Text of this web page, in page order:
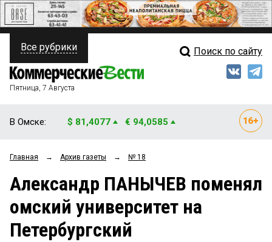
ПОЛИТИКА
ФИНАНСЫ
ОБЩЕСТВО
ЗАКОН
НОВОСТИ КОМПАНИЙ
Свежий выпуск
Рейтинги
Блоги
Все рубрики Поиск по сайту
Пятница, 7 Августа
В Омске: $ 81,4077 € 94,0585
Главная → Архив газеты → № 18
Александр ПАНЫЧЕВ поменял
омский университет на
Петербургский